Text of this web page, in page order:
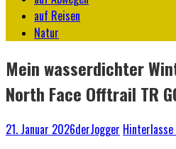
auf Reisen
Natur
Mein wasserdichter
North Face Offtrail TR
21. Januar 2026derJogger